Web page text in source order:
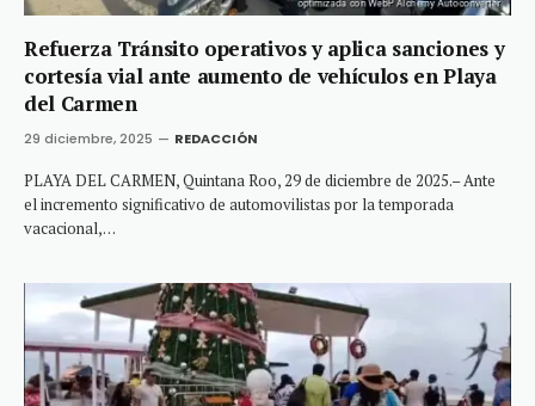
Refuerza Tránsito operativos y aplica sanciones y
cortesía vial ante aumento de vehículos en Playa
del Carmen
29 diciembre, 2025 REDACCIÓN
PLAYA DEL CARMEN, Quintana Roo, 29 de diciembre de 2025.– Ante
el incremento significativo de automovilistas por la temporada
vacacional,…